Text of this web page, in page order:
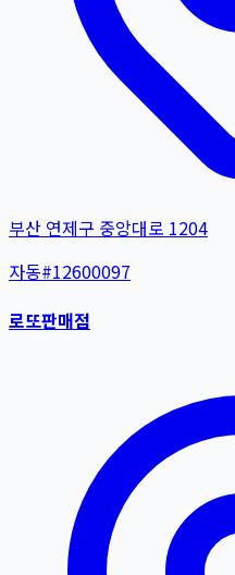
부산 연제구 중앙대로 1204
자동#12600097
로또판매점